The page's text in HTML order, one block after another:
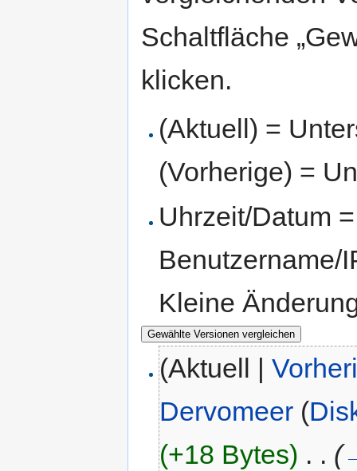
Schaltfläche
klicken.
(Aktuell) =
(Vorherige) =
Uhrzeit/Datum
Benutzername/
Kleine
(Aktuell |
Dervomeer (
(+18 Bytes) . . (